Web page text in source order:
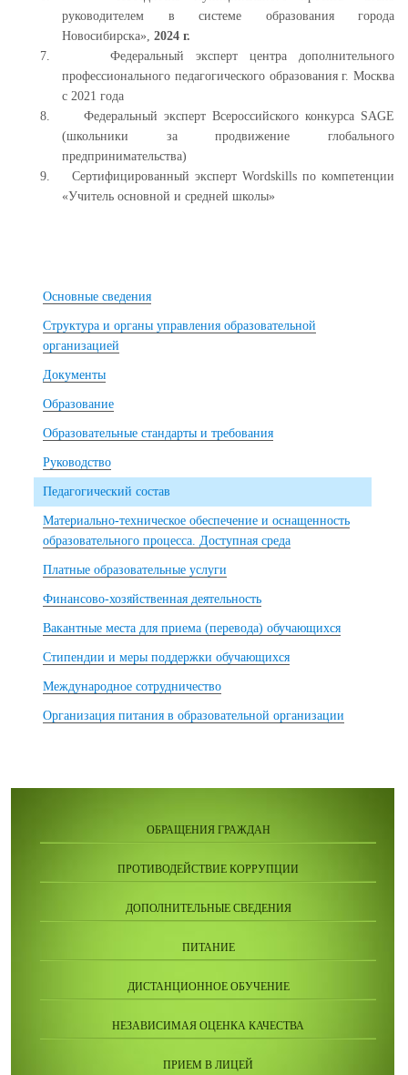
руководителем в системе образования города
Новосибирска», 2024 г.
7.
Федеральный эксперт центра дополнительного
профессионального педагогического образования г. Москва
с 2021 года
8.
Федеральный эксперт Всероссийского конкурса SAGE
(школьники за продвижение глобального
предпринимательства)
9.
Сертифицированный эксперт Wordskills по компетенции
«Учитель основной и средней школы»
Основные сведения
Структура и органы управления образовательной
организацией
Документы
Образование
Образовательные стандарты и требования
Руководство
Педагогический состав
Материально-техническое обеспечение и оснащенность
образовательного процесса. Доступная среда
Платные образовательные услуги
Финансово-хозяйственная деятельность
Вакантные места для приема (перевода) обучающихся
Стипендии и меры поддержки обучающихся
Международное сотрудничество
Организация питания в образовательной организации
ОБРАЩЕНИЯ ГРАЖДАН
ПРОТИВОДЕЙСТВИЕ КОРРУПЦИИ
ДОПОЛНИТЕЛЬНЫЕ СВЕДЕНИЯ
ПИТАНИЕ
ДИСТАНЦИОННОЕ ОБУЧЕНИЕ
НЕЗАВИСИМАЯ ОЦЕНКА КАЧЕСТВА
ПРИЕМ В ЛИЦЕЙ